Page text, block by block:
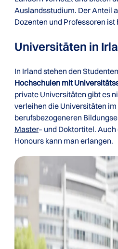
Auslandsstudium. Der Anteil
Dozenten und Professoren ist
Universitäten in
In Irland stehen den
Hochschulen mit
private Universitäten gibt es
verleihen die Universitäten im
berufsbezogeneren
Master– und Doktortitel.
Honours kann man erlangen.